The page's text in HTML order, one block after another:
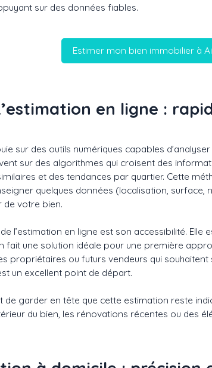
sur des données fiables.
Estimer mon bien immobilier à
en ligne :
sur des outils numériques capables
sur des algorithmes qui croisent des
et des tendances par quartier. Cette
quelques données (localisation,
de votre bien.
l’estimation en ligne est son accessibilité.
fait une solution idéale pour une première
propriétaires ou futurs vendeurs qui
un excellent point de départ.
de garder en tête que cette estimation reste
du bien, les rénovations récentes ou des